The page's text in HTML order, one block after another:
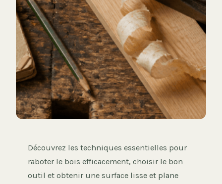
Découvrez les techniques essentielles pour
raboter le bois efficacement, choisir le bon
outil et obtenir une surface lisse et plane